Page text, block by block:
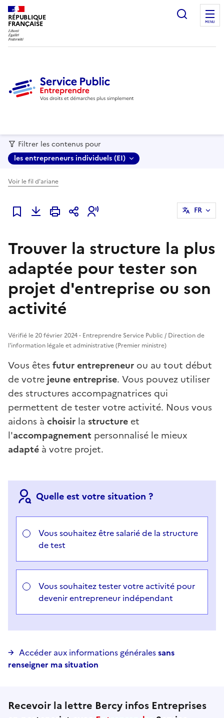
RÉPUBLIQUE
FRANÇAISE MENU
Filtrer les contenus pour
les entrepreneurs individuels (EI)
Voir le fil d'ariane
Ajouter à mes favoris
FR
Trouver la structure la plus
adaptée pour tester son
projet d'entreprise ou son
activité
Vérifié le 20 février 2024 - Entreprendre Service Public / Direction de
l'information légale et administrative (Premier ministre)
Vous êtes futur entrepreneur ou au tout début
de votre jeune entreprise. Vous pouvez utiliser
des structures accompagnatrices qui
permettent de tester votre activité. Nous vous
aidons à choisir la structure et
l'accompagnement personnalisé le mieux
adapté à votre projet.
Quelle est votre situation ?
Vous souhaitez être salarié de la structure
de test
Vous souhaitez tester votre activité pour
devenir entrepreneur indépendant
Accéder aux informations généralessans
renseigner ma situation
Recevoir la lettre Bercy infos Entreprises